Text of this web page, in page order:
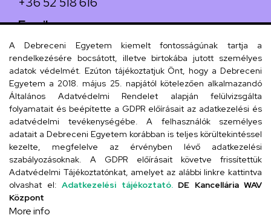
Email
iskola@kossuth-alt.unideb.hu
Cím
4024 Debrecen, Kossuth utca 33.
Szervezeti telefonkönyv
UD telefonkönyv
A Debreceni Egyetem kiemelt fontosságúnak tartja a
rendelkezésére bocsátott, illetve birtokába jutott személyes
adatok védelmét. Ezúton tájékoztatjuk Önt, hogy a Debreceni
Egyetem a 2018. május 25. napjától kötelezően alkalmazandó
Általános Adatvédelmi Rendelet alapján felülvizsgálta
folyamatait és beépítette a GDPR előírásait az adatkezelési és
adatvédelmi tevékenységébe. A felhasználók személyes
adatait a Debreceni Egyetem korábban is teljes körültekintéssel
kezelte, megfelelve az érvényben lévő adatkezelési
szabályozásoknak. A GDPR előírásait követve frissítettük
Adatvédelmi Tájékoztatónkat, amelyet az alábbi linkre kattintva
olvashat el: Adatkezelési tájékoztató. DE Kancellária WAV
Központ
More info